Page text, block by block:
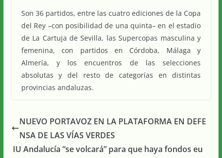
Son 36 partidos, entre las cuatro ediciones de la Copa
del Rey –con posibilidad de una quinta– en el estadio
de La Cartuja de Sevilla, las Supercopas masculina y
femenina, con partidos en Córdoba, Málaga y
Almería, y los encuentros de las selecciones
absolutas y del resto de categorías en distintas
provincias andaluzas.
NUEVO PORTAVOZ EN LA PLATAFORMA EN DEFE
NSA DE LAS VÍAS VERDES
IU Andalucía “se volcará” para que haya fondos eu